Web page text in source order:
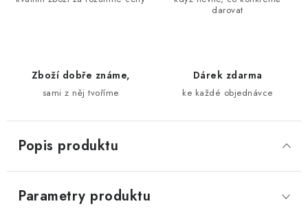
darovat
Zboží dobře známe,
sami z něj tvoříme
Dárek zdarma
ke každé objednávce
Popis produktu
Parametry produktu